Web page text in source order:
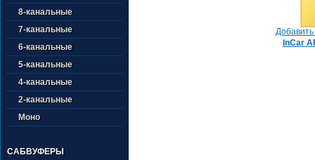
8-канальные
7-канальные
6-канальные
5-канальные
4-канальные
2-канальные
Моно
САБВУФЕРЫ
InCar